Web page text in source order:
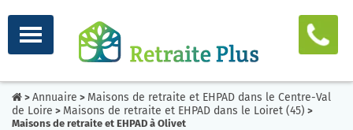
> Annuaire > Maisons de retraite et EHPAD dans le Centre-Val
de Loire > Maisons de retraite et EHPAD dans le Loiret (45) >
Maisons de retraite et EHPAD à Olivet